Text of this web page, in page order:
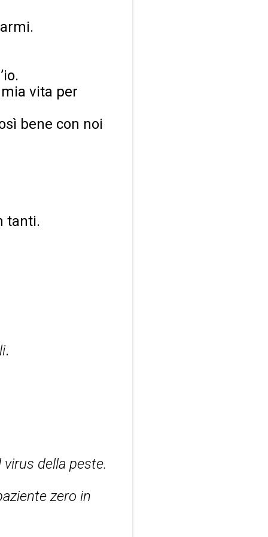
vita per
bene con noi
tanti.
.
della peste.
zero in